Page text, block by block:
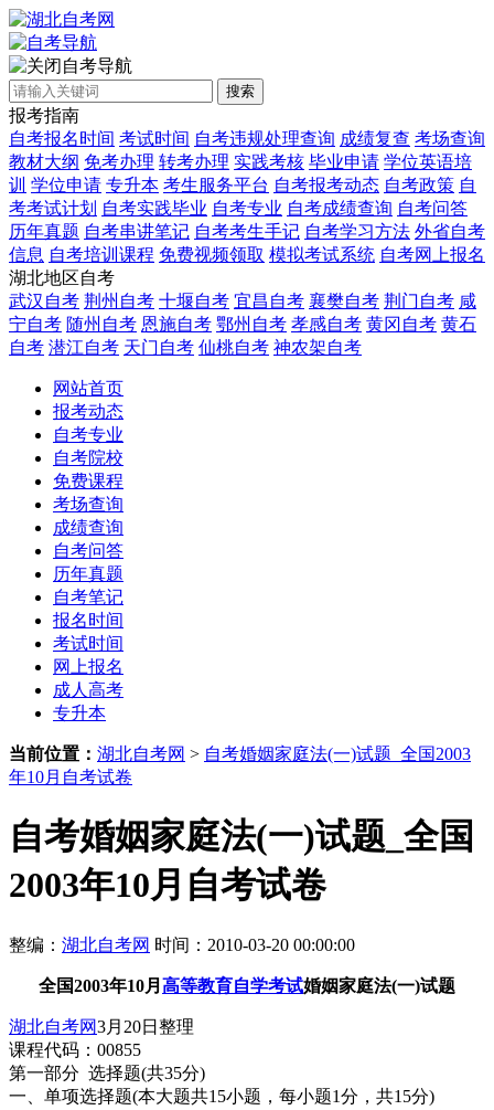
自考导航
搜索
报考指南
自考报名时间 考试时间 自考违规处理查询 成绩复查 考场查询
教材大纲 免考办理 转考办理 实践考核 毕业申请 学位英语培
训 学位申请 专升本 考生服务平台 自考报考动态 自考政策 自
考考试计划 自考实践毕业 自考专业 自考成绩查询 自考问答
历年真题 自考串讲笔记 自考考生手记 自考学习方法 外省自考
信息 自考培训课程 免费视频领取 模拟考试系统 自考网上报名
湖北地区自考
武汉自考 荆州自考 十堰自考 宜昌自考 襄樊自考 荆门自考 咸
宁自考 随州自考 恩施自考 鄂州自考 孝感自考 黄冈自考 黄石
自考 潜江自考 天门自考 仙桃自考 神农架自考
网站首页
报考动态
自考专业
自考院校
免费课程
考场查询
成绩查询
自考问答
历年真题
自考笔记
报名时间
考试时间
网上报名
成人高考
专升本
当前位置： 湖北自考网 > 自考婚姻家庭法(一)试题_全国2003
年10月自考试卷
自考婚姻家庭法(一)试题_全国
2003年10月自考试卷
整编： 湖北自考网 时间：2010-03-20 00:00:00
全国2003年10月 高等教育自学考试婚姻家庭法(一)试题
湖北自考网3月20日整理
课程代码：00855
第一部分 选择题(共35分)
一、单项选择题(本大题共15小题，每小题1分，共15分)